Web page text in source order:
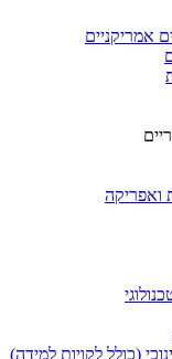
אמריקניים
ואפריקה
(כולל לקויות למידה)